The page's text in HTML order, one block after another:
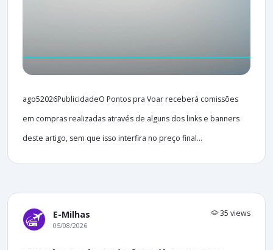
ago52026PublicidadeO Pontos pra Voar receberá comissões
em compras realizadas através de alguns dos links e banners
deste artigo, sem que isso interfira no preço final...
E-Milhas 35 views
05/08/2026